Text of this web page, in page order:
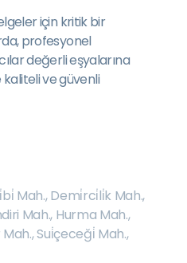
için kritik bir
profesyonel
değerli eşyalarına
ve güvenli
Mah.,Demi̇rci̇li̇k Mah.,
Mah., Hurma Mah.,
,Sui̇çeceği̇ Mah.,